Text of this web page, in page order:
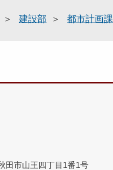
建設部 都市計画課
市山王四丁目1番1号